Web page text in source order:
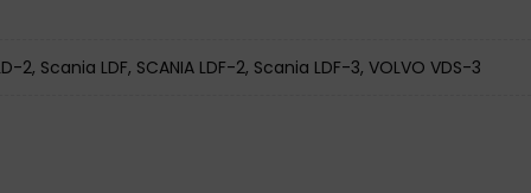
2, Scania LDF, SCANIA LDF-2, Scania LDF-3, VOLVO VDS-3